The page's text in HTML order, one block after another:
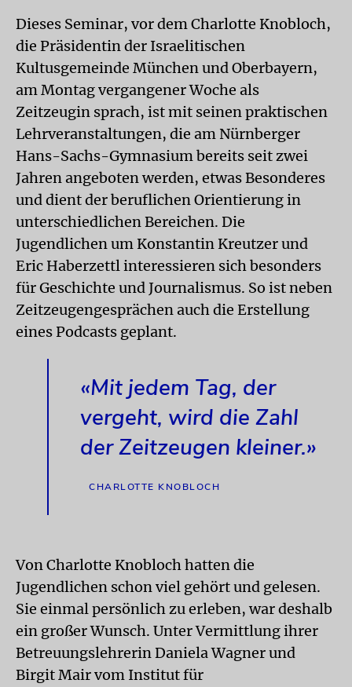
Dieses Seminar, vor dem Charlotte Knob­loch,
die Präsidentin der Israelitischen
Kultusgemeinde München und Oberbayern,
am Montag vergangener Woche als
Zeitzeugin sprach, ist mit seinen praktischen
Lehrveranstaltungen, die am Nürnberger
Hans-Sachs-Gymnasium bereits seit zwei
Jahren angeboten werden, etwas Besonderes
und dient der beruflichen Orientierung in
unterschiedlichen Bereichen. Die
Jugendlichen um Konstantin Kreutzer und
Eric Haberzettl interessieren sich besonders
für Geschichte und Journalismus. So ist neben
Zeitzeugengesprächen auch die Erstellung
eines Podcasts geplant.
«Mit jedem Tag, der
vergeht, wird die Zahl
der Zeitzeugen kleiner.»
CHARLOTTE KNOBLOCH
Von Charlotte Knobloch hatten die
Jugendlichen schon viel gehört und gelesen.
Sie einmal persönlich zu erleben, war deshalb
ein großer Wunsch. Unter Vermittlung ihrer
Betreuungslehrerin Daniela Wagner und
Birgit Mair vom Institut für